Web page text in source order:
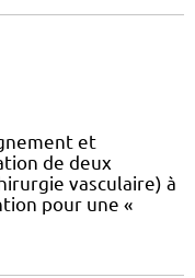
et
de deux
vasculaire) à
pour une «